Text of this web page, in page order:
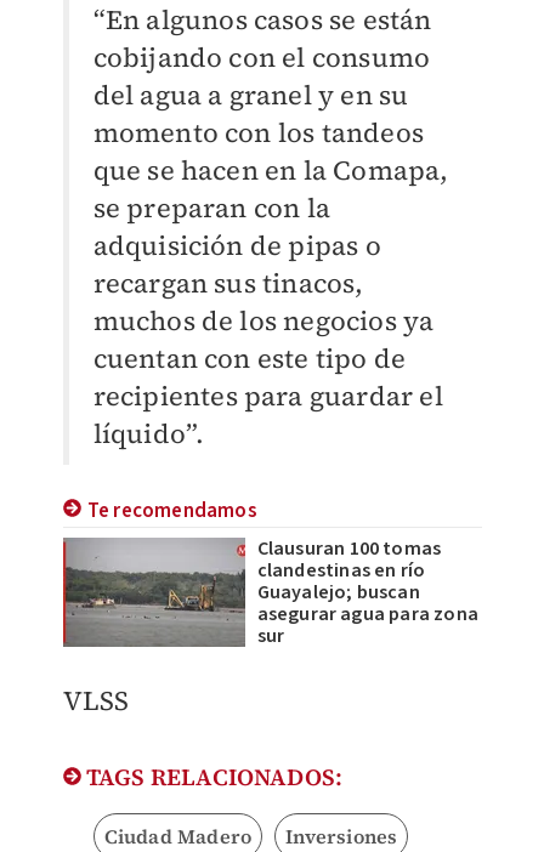
“En algunos casos se están
cobijando con el consumo
del agua a granel y en su
momento con los tandeos
que se hacen en la Comapa,
se preparan con la
adquisición de pipas o
recargan sus tinacos,
muchos de los negocios ya
cuentan con este tipo de
recipientes para guardar el
líquido”.
Te recomendamos
Clausuran 100 tomas
clandestinas en río
Guayalejo; buscan
asegurar agua para zona
sur
VLSS
TAGS RELACIONADOS:
Ciudad Madero Inversiones